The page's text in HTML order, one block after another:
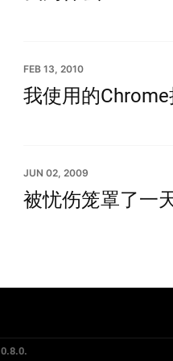
FEB 13, 2010
我使用的
JUN 02, 2009
被忧伤笼罩了一
0.8.0.